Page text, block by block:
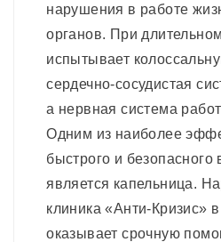
нарушения в работе
органов. При
испытывает
сердечно-сосудистая
а нервная система
Одним из наиболее
быстрого и безопасного
является капельница.
клиника «Анти-Кризис»
оказывает срочную